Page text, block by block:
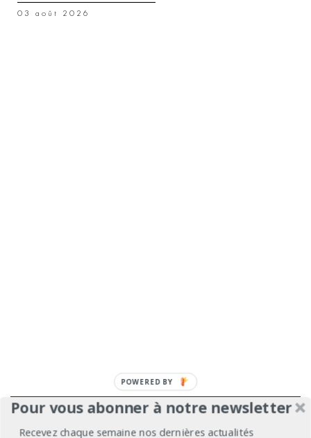
03 août 2026
Pour vous abonner à notre newsletter
Recevez chaque semaine nos dernières actualités